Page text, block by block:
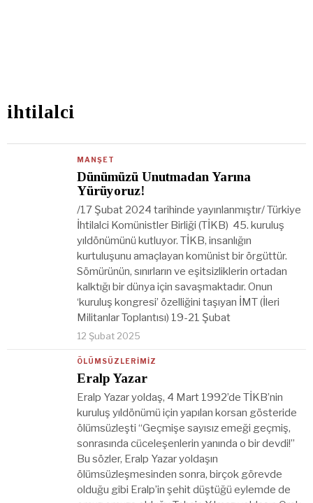
ihtilalci
MANŞET
Dünümüzü Unutmadan Yarına
Yürüyoruz!
/17 Şubat 2024 tarihinde yayınlanmıştır/ Türkiye
İhtilalci Komünistler Birliği (TİKB) 45. kuruluş
yıldönümünü kutluyor. TİKB, insanlığın
kurtuluşunu amaçlayan komünist bir örgüttür.
Sömürünün, sınırların ve eşitsizliklerin ortadan
kalktığı bir dünya için savaşmaktadır. Onun
‘kuruluş kongresi’ özelliğini taşıyan İMT (İleri
Militanlar Toplantısı) 19-21 Şubat
12 Şubat 2025
ÖLÜMSÜZLERIMIZ
Eralp Yazar
Eralp Yazar yoldaş, 4 Mart 1992’de TİKB’nin
kuruluş yıldönümü için yapılan korsan gösteride
ölümsüzleşti “Geçmişe sayısız emeği geçmiş,
sonrasında cüceleşenlerin yanında o bir devdi!”
Bu sözler, Eralp Yazar yoldaşın
ölümsüzleşmesinden sonra, birçok görevde
olduğu gibi Eralp’in şehit düştüğü eylemde de